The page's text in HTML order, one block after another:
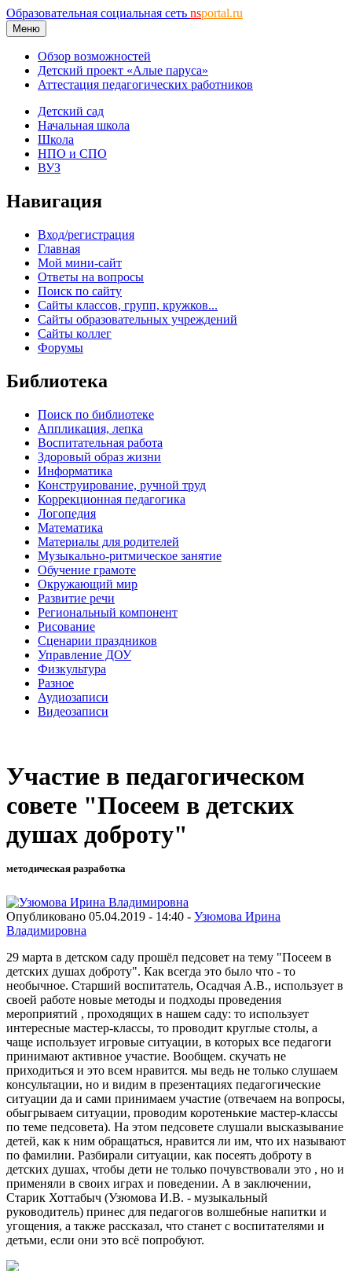
Образовательная социальная сеть nsportal.ru
Меню
Обзор возможностей
Детский проект «Алые паруса»
Аттестация педагогических работников
Детский сад
Начальная школа
Школа
НПО и СПО
ВУЗ
Навигация
Вход/регистрация
Главная
Мой мини-сайт
Ответы на вопросы
Поиск по сайту
Сайты классов, групп, кружков...
Сайты образовательных учреждений
Сайты коллег
Форумы
Библиотека
Поиск по библиотеке
Аппликация, лепка
Воспитательная работа
Здоровый образ жизни
Информатика
Конструирование, ручной труд
Коррекционная педагогика
Логопедия
Математика
Материалы для родителей
Музыкально-ритмическое занятие
Обучение грамоте
Окружающий мир
Развитие речи
Региональный компонент
Рисование
Сценарии праздников
Управление ДОУ
Физкультура
Разное
Аудиозаписи
Видеозаписи
Участие в педагогическом
совете "Посеем в детских
душах доброту"
методическая разработка
Опубликовано 05.04.2019 - 14:40 - Узюмова Ирина
Владимировна
29 марта в детском саду прошёл педсовет на тему "Посеем в
детских душах доброту". Как всегда это было что - то
необычное. Старший воспитатель, Осадчая А.В., использует в
своей работе новые методы и подходы проведения
мероприятий , проходящих в нашем саду: то использует
интересные мастер-классы, то проводит круглые столы, а
чаще использует игровые ситуации, в которых все педагоги
принимают активное участие. Вообщем. скучать не
приходиться и это всем нравится. мы ведь не только слушаем
консультации, но и видим в презентациях педагогические
ситуации да и сами принимаем участие (отвечаем на вопросы,
обыгрываем ситуации, проводим коротенькие мастер-классы
по теме педсовета). На этом педсовете слушали высказывание
детей, как к ним обращаться, нравится ли им, что их называют
по фамилии. Разбирали ситуации, как посеять доброту в
детских душах, чтобы дети не только почувствовали это , но и
применяли в своих играх и поведении. А в заключении,
Старик Хоттабыч (Узюмова И.В. - музыкальный
руководитель) принес для педагогов волшебные напитки и
угощения, а также рассказал, что станет с воспитателями и
детьми, если они это всё попробуют.